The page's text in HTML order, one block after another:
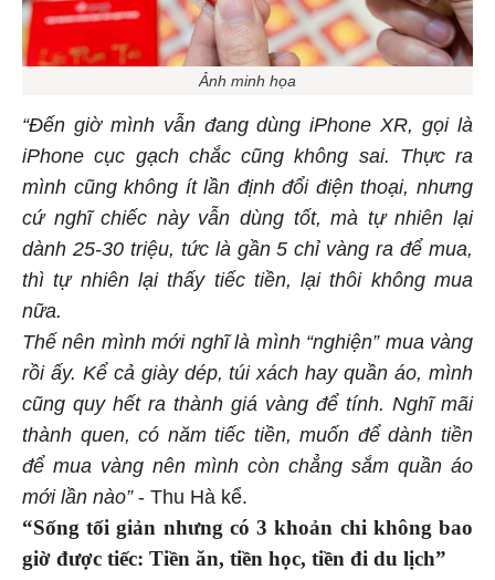
Ảnh minh họa
“Đến giờ mình vẫn đang dùng iPhone XR, gọi là
iPhone cục gạch chắc cũng không sai. Thực ra
mình cũng không ít lần định đổi điện thoại, nhưng
cứ nghĩ chiếc này vẫn dùng tốt, mà tự nhiên lại
dành 25-30 triệu, tức là gần 5 chỉ vàng ra để mua,
thì tự nhiên lại thấy tiếc tiền, lại thôi không mua
nữa.
Thế nên mình mới nghĩ là mình “nghiện” mua vàng
rồi ấy. Kể cả giày dép, túi xách hay quần áo, mình
cũng quy hết ra thành giá vàng để tính. Nghĩ mãi
thành quen, có năm tiếc tiền, muốn để dành tiền
để mua vàng nên mình còn chẳng sắm quần áo
mới lần nào”- Thu Hà kể.
“Sống tối giản nhưng có 3 khoản chi không bao
giờ được tiếc: Tiền ăn, tiền học, tiền đi du lịch”